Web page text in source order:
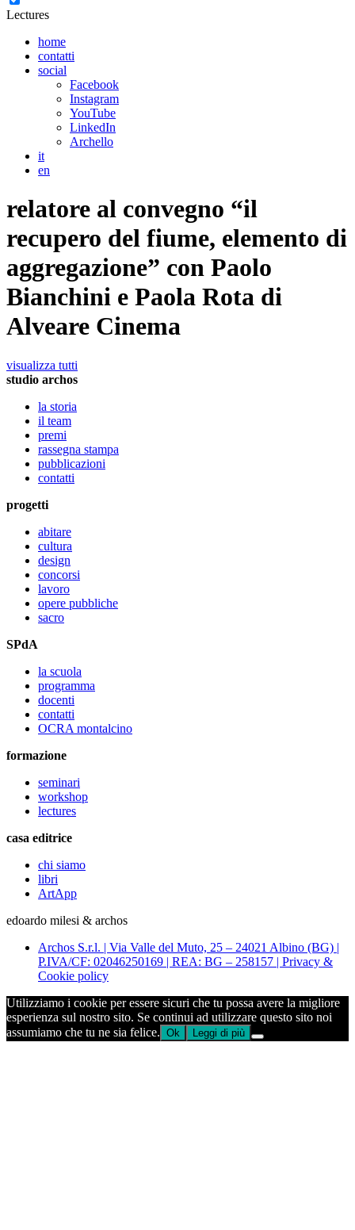
Lectures
home
contatti
social
Facebook
Instagram
YouTube
LinkedIn
Archello
it
en
relatore al convegno “il
recupero del fiume, elemento di
aggregazione” con Paolo
Bianchini e Paola Rota di
Alveare Cinema
visualizza tutti
studio archos
la storia
il team
premi
rassegna stampa
pubblicazioni
contatti
progetti
abitare
cultura
design
concorsi
lavoro
opere pubbliche
sacro
SPdA
la scuola
programma
docenti
contatti
OCRA montalcino
formazione
seminari
workshop
lectures
casa editrice
chi siamo
libri
ArtApp
edoardo milesi & archos
Archos S.r.l. | Via Valle del Muto, 25 – 24021 Albino (BG) |
P.IVA/CF: 02046250169 | REA: BG – 258157 | Privacy &
Cookie policy
Utilizziamo i cookie per essere sicuri che tu possa avere la migliore
esperienza sul nostro sito. Se continui ad utilizzare questo sito noi
assumiamo che tu ne sia felice. Ok Leggi di più